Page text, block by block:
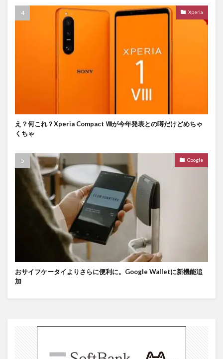
Xperia
え？何これ？Xperia Compact Ⅷが今年発表との噂だけどめちゃ
くちゃ
Google
おサイフケータイよりさらに便利に。Google Walletに新機能追
加